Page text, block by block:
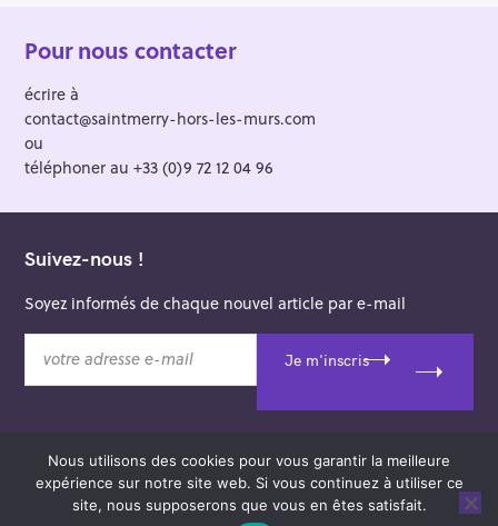
Pour nous contacter
écrire à
contact@saintmerry-hors-les-murs.com
ou
téléphoner au +33 (0)9 72 12 04 96
Suivez-nous !
Soyez informés de chaque nouvel article par e-mail
t
Je m'inscris
© 2026 Saint-Merry Hors-les-Murs.
Theme: Felt byPixelgrade.
Nous utilisons des cookies pour vous garantir la meilleure
expérience sur notre site web. Si vous continuez à utiliser ce
site, nous supposerons que vous en êtes satisfait.